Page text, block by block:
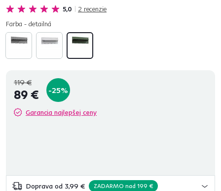
5,0 2 recenzie
vidieku, ktorý reaguje na rýchly moderný svet. Podčiarkuje atmosféru ú...
Farba - detailná
119 €
89 € -25%
Garancia najlepšej ceny
Doprava od 3,99 € ZADARMO nad 199 €